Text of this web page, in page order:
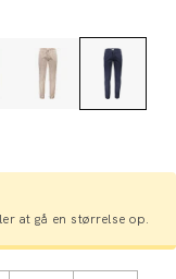
at gå en størrelse op.